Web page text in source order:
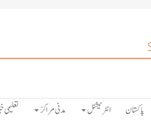
پاکستان انٹرنیشنل مدنی مراکز